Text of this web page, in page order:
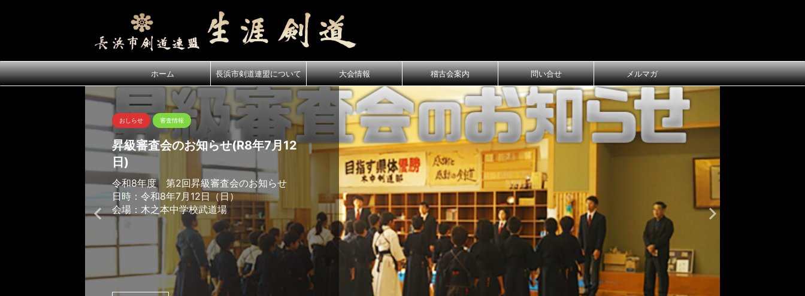
ホーム 長浜市剣道連盟について 大会情報 稽古会案内 問い合せ メルマガ
おしらせ 審査情報
昇級審査会のお知らせ(R8年7月12
日)
令和8年度 第2回昇級審査会のお知らせ
日時：令和8年7月12日（日）
会場：木之本中学校武道場